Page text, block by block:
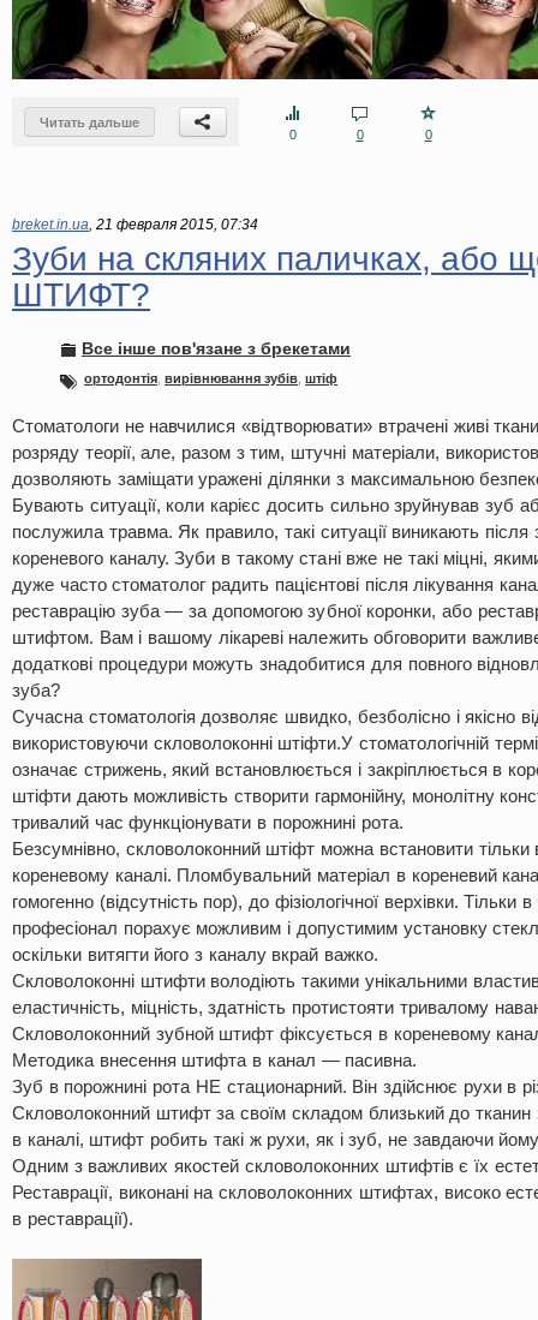
Читать дальше
0
0 0
breket.in.ua, 21 февраля 2015, 07:34
Зуби на скляних паличках, або
ШТИФТ?
Все інше пов'язане з брекетами
ортодонтія вирівнювання зубів штіф
Стоматологи не навчилися «відтворювати» втрачені живі
розряду теорії, але, разом з тим, штучні матеріали,
дозволяють заміщати уражені ділянки з максимальною
Бувають ситуації, коли карієс досить сильно зруйнував зуб
послужила травма. Як правило, такі ситуації виникають після
кореневого каналу. Зуби в такому стані вже не такі міцні,
дуже часто стоматолог радить пацієнтові після лікування
реставрацію зуба — за допомогою зубної коронки, або
штифтом. Вам і вашому лікареві належить обговорити
додаткові процедури можуть знадобитися для повного
зуба?
Сучасна стоматологія дозволяє швидко, безболісно і якісно
використовуючи скловолоконні штіфти.У стоматологічній
означає стрижень, який встановлюється і закріплюється в
штіфти дають можливість створити гармонійну, монолітну
тривалий час функціонувати в порожнині рота.
Безсумнівно, скловолоконний штіфт можна встановити тільки
кореневому каналі. Пломбувальний матеріал в кореневий
гомогенно (відсутність пор), до фізіологічної верхівки. Тільки
професіонал порахує можливим і допустимим установку
оскільки витягти його з каналу вкрай важко.
Скловолоконні штифти володіють такими унікальними
еластичність, міцність, здатність протистояти тривалому
Скловолоконний зубной штифт фіксується в кореневому
Методика внесення штифта в канал — пасивна.
Зуб в порожнині рота НЕ стационарний. Він здійснює рухи в
Скловолоконний штифт за своїм складом близький до
в каналі, штифт робить такі ж рухи, як і зуб, не завдаючи
Одним з важливих якостей скловолоконних штифтів є їх
Реставрації, виконані на скловолоконних штифтах, високо
в реставрації).